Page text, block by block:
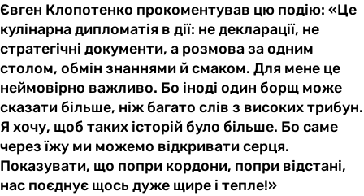
Євген Клопотенко прокоментував цю подію: «Це
кулінарна дипломатія в дії: не декларації, не
стратегічні документи, а розмова за одним
столом, обмін знаннями й смаком. Для мене це
неймовірно важливо. Бо іноді один борщ може
сказати більше, ніж багато слів з високих трибун.
Я хочу, щоб таких історій було більше. Бо саме
через їжу ми можемо відкривати серця.
Показувати, що попри кордони, попри відстані,
нас поєднує щось дуже щире і тепле!»